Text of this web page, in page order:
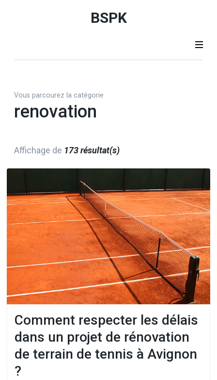
BSPK
Vous parcourez la catégorie
renovation
Affichage de 173 résultat(s)
Comment respecter les délais
dans un projet de rénovation
de terrain de tennis à Avignon
?